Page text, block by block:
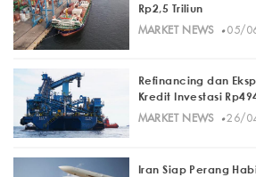
Rp2,5 Triliun
MARKET NEWS· 05/
Refinancing dan
Kredit Investasi
MARKET NEWS· 26/
Iran Siap Perang